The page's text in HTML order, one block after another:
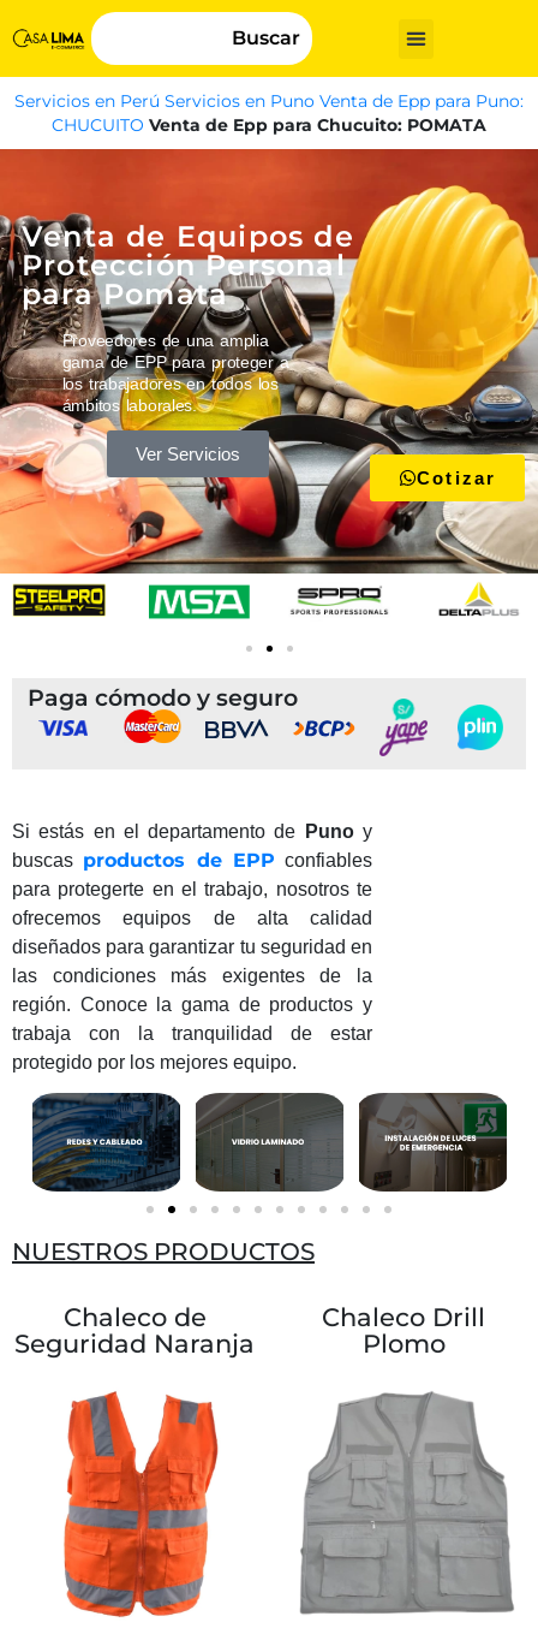
Buscar
Servicios en Perú Servicios en Puno Venta de Epp para Puno:
CHUCUITO Venta de Epp para Chucuito: POMATA
Venta de Equipos de
Protección Personal
para Pomata
Proveedores de una amplia
gama de EPP para proteger a
los trabajadores en todos los
ámbitos laborales.
Ver Servicios
Cotizar
Paga cómodo y seguro
Si estás en el departamento de Puno y
buscas productos de EPP confiables
para protegerte en el trabajo, nosotros te
ofrecemos equipos de alta calidad
diseñados para garantizar tu seguridad en
las condiciones más exigentes de la
región. Conoce la gama de productos y
trabaja con la tranquilidad de estar
protegido por los mejores equipo.
NUESTROS PRODUCTOS
Chaleco de
Seguridad Naranja
Chaleco Drill
Plomo